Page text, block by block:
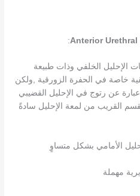
Anterior Urethral
:
الإحليل الخلفي وذات طبيعة
خاصة في الحفرة الزورقية ,ولكن
عن رتوج في الإحليل القضيبي
القريب من لمعة الإحليل سادةً
الأمامي بشكل متساوٍ
مهملة